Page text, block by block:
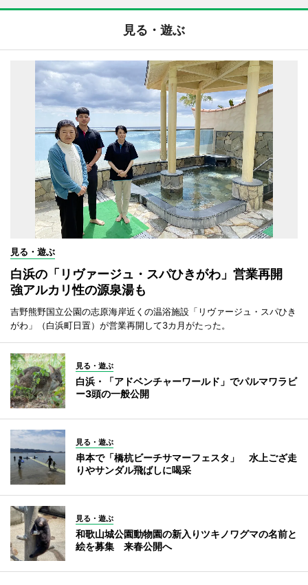
見る・遊ぶ
見る・遊ぶ
白浜の「リヴァージュ・スパひきがわ」営業再開
強アルカリ性の源泉湯も
吉野熊野国立公園の志原海岸近くの温浴施設「リヴァージュ・スパひき
がわ」（白浜町日置）が営業再開して3カ月がたった。
見る・遊ぶ
白浜・「アドベンチャーワールド」でパルマワラビ
ー3頭の一般公開
見る・遊ぶ
串本で「橋杭ビーチサマーフェスタ」 水上ござ走
りやサンダル飛ばしに喝采
見る・遊ぶ
和歌山城公園動物園の新入りツキノワグマの名前と
絵を募集 来春公開へ